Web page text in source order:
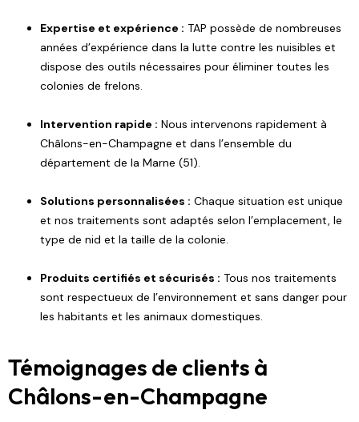
Expertise et expérience : TAP possède de nombreuses
années d’expérience dans la lutte contre les nuisibles et
dispose des outils nécessaires pour éliminer toutes les
colonies de frelons.
Intervention rapide : Nous intervenons rapidement à
Châlons-en-Champagne et dans l’ensemble du
département de la Marne (51).
Solutions personnalisées : Chaque situation est unique
et nos traitements sont adaptés selon l’emplacement, le
type de nid et la taille de la colonie.
Produits certifiés et sécurisés : Tous nos traitements
sont respectueux de l’environnement et sans danger pour
les habitants et les animaux domestiques.
Témoignages de clients à
Châlons-en-Champagne